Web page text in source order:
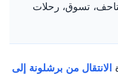
تسوق، رحلات
الانتقال من برشلونة إلى